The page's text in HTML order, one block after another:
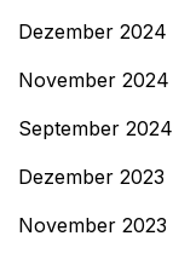
Dezember 2024
November 2024
September 2024
Dezember 2023
November 2023